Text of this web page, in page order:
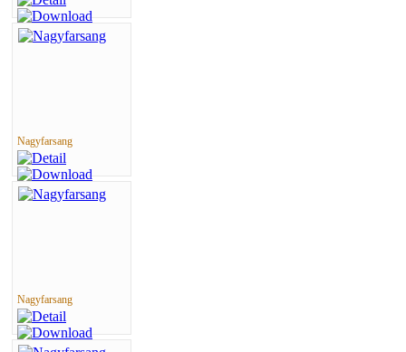
Nagyfarsang
Nagyfarsang